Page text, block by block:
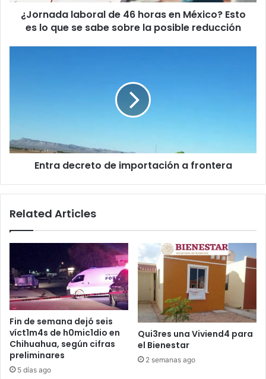
¿Jornada laboral de 46 horas en México? Esto
es lo que se sabe sobre la posible reducción
Entra decreto de importación a frontera
Related Articles
Fin de semana dejó seis
víct1m4s de h0mic1dio en
Chihuahua, según cifras
preliminares
5 días ago
Qui3res una Viviend4 para
el Bienestar
2 semanas ago